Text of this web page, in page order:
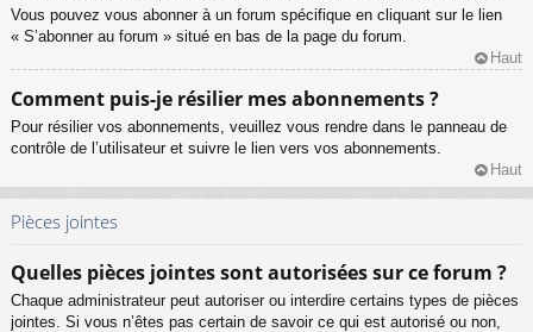
Vous pouvez vous abonner à un forum spécifique en cliquant sur le lien
« S’abonner au forum » situé en bas de la page du forum.
Haut
Comment puis-je résilier mes abonnements ?
Pour résilier vos abonnements, veuillez vous rendre dans le panneau de
contrôle de l’utilisateur et suivre le lien vers vos abonnements.
Haut
Pièces jointes
Quelles pièces jointes sont autorisées sur ce forum ?
Chaque administrateur peut autoriser ou interdire certains types de pièces
jointes. Si vous n’êtes pas certain de savoir ce qui est autorisé ou non,